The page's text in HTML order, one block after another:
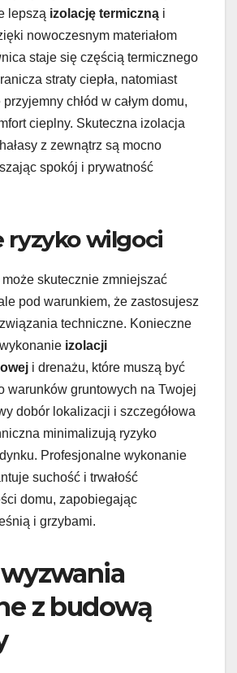
lepszą izolację termiczną i
nowoczesnym materiałom
staje się częścią termicznego
straty ciepła, natomiast
chłód w całym domu,
cieplny. Skuteczna izolacja
z zewnątrz są mocno
spokój i prywatność
ryzyko wilgoci
może skutecznie zmniejszać
pod warunkiem, że zastosujesz
techniczne. Konieczne
izolacji
i drenażu, które muszą być
warunków gruntowych na Twojej
dobór lokalizacji i szczegółowa
minimalizują ryzyko
Profesjonalne wykonanie
suchość i trwałość
domu, zapobiegając
i grzybami.
z budową